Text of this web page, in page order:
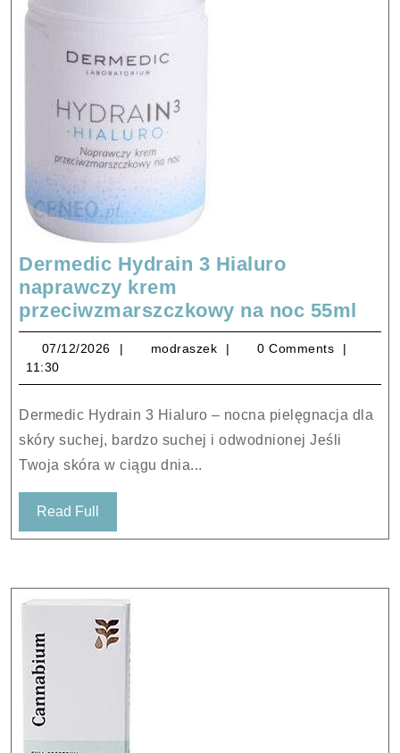
Dermedic Hydrain 3 Hialuro
naprawczy krem
przeciwzmarszczkowy na noc 55ml
07/12/2026 07/12/2026
modraszek modraszek
0 Comments
11:30
Dermedic Hydrain 3 Hialuro – nocna pielęgnacja dla
skóry suchej, bardzo suchej i odwodnionej Jeśli
Twoja skóra w ciągu dnia...
Read Full
Full